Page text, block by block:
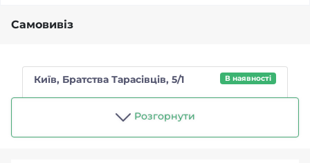
Самовивіз
Київ, Братства Тарасівців, 5/1 В наявності
Розгорнути